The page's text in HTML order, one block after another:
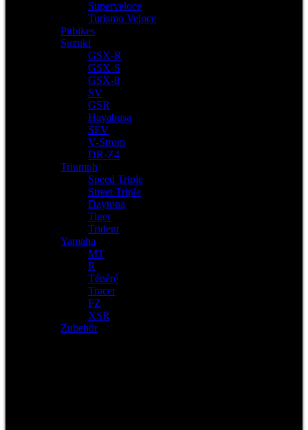
Superveloce
Turismo Veloce
Pitbikes
Suzuki
GSX-R
GSX-S
GSX-8
SV
GSR
Hayabusa
SFV
V-Strom
DR-Z4
Triumph
Speed Triple
Street Triple
Daytona
Tiger
Trident
Yamaha
MT
R
Ténéré
Tracer
FZ
XSR
Zubehör